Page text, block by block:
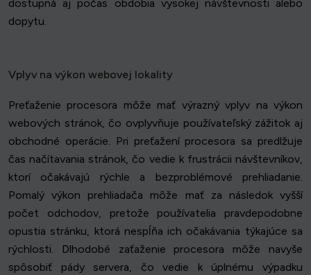
dostupná aj počas obdobia vysokej návštevnosti alebo
dopytu.
Vplyv na výkon webovej lokality
Preťaženie procesora môže mať výrazný vplyv na výkon
webových stránok, čo ovplyvňuje používateľský zážitok aj
obchodné operácie. Pri preťažení procesora sa predlžuje
čas načítavania stránok, čo vedie k frustrácii návštevníkov,
ktorí očakávajú rýchle a bezproblémové prehliadanie.
Pomalý výkon prehliadača môže mať za následok vyšší
počet odchodov, pretože používatelia pravdepodobne
opustia stránku, ktorá nespĺňa ich očakávania týkajúce sa
rýchlosti. Dlhodobé zaťaženie procesora môže navyše
spôsobiť pády servera, čo vedie k úplnému výpadku